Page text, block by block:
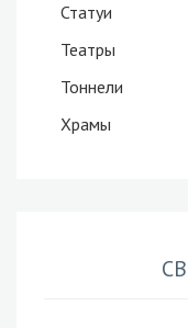
Статуи
Театры
Тоннели
Храмы